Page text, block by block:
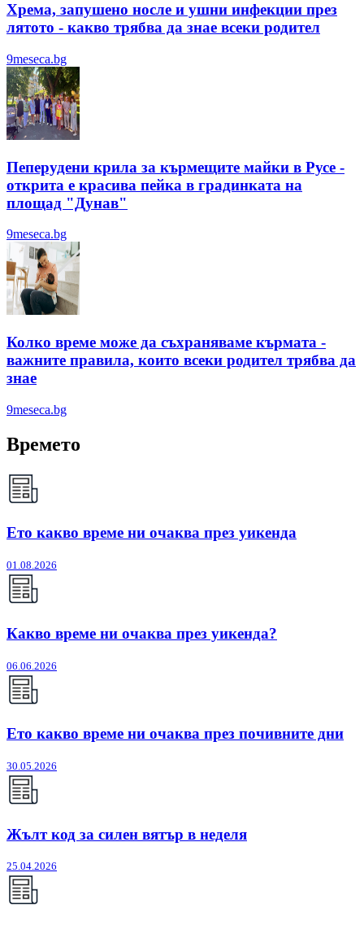
Хрема, запушено носле и ушни инфекции през
лятотo - какво трябва да знае всеки родител
9meseca.bg
Пеперудени крила за кърмещите майки в Русе -
открита е красива пейка в градинката на
площад "Дунав"
9meseca.bg
Колко време може да съхраняваме кърмата -
важните правила, които всеки родител трябва да
знае
9meseca.bg
Времето
Ето какво време ни очаква през уикенда
01.08.2026
Какво време ни очаква през уикенда?
06.06.2026
Ето какво време ни очаква през почивните дни
30.05.2026
Жълт код за силен вятър в неделя
25.04.2026